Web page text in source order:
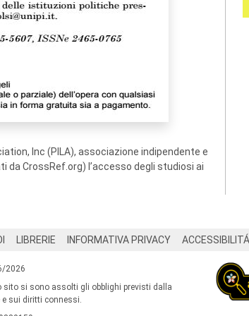
Inc (PILA), associazione indipendente e
CrossRef.org) l’accesso degli studiosi ai
LIBRERIE INFORMATIVA PRIVACY ACCESSIBILITÁ
2026
sito si sono assolti gli obblighi previsti dalla
sui diritti connessi.